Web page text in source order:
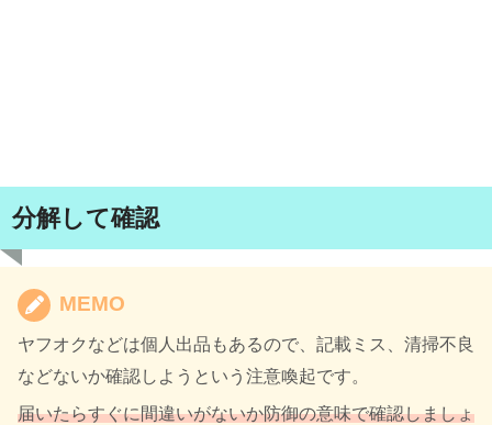
分解して確認
MEMO
ヤフオクなどは個人出品もあるので、記載ミス、清掃不良
などないか確認しようという注意喚起です。
届いたらすぐに間違いがないか防御の意味で確認しましょ